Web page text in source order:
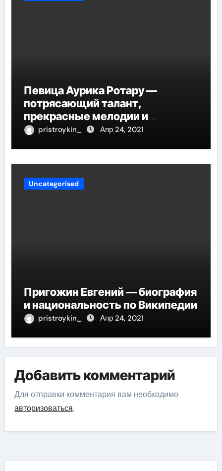
Певица Аурика Ротару —
потрясающий талант,
прекрасные мелодии и
интересные моменты из её
pristroykin_ Апр 24, 2021
Uncategorised
Пригожин Евгений — биография
и национальность по Википедии
pristroykin_ Апр 24, 2021
Добавить комментарий
Для отправки комментария вам необходимо
авторизоваться.